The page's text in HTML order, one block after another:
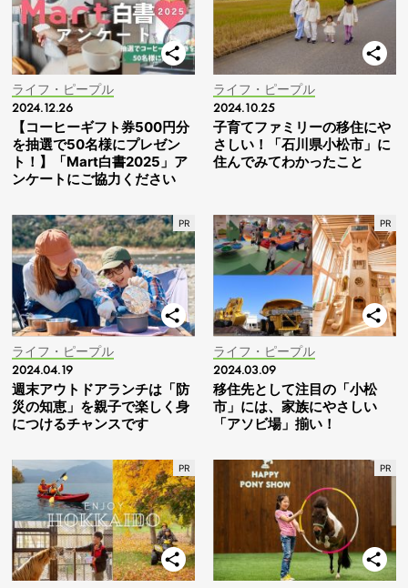
ライフ・ピープル
2024.12.26
【コーヒーギフト券500円分
を抽選で50名様にプレゼン
ト！】「Mart白書2025」ア
ンケートにご協力ください
ライフ・ピープル
2024.10.25
子育てファミリーの移住にや
さしい！「石川県小松市」に
住んでみてわかったこと
ライフ・ピープル
2024.04.19
週末アウトドアランチは「防
災の知恵」を親子で楽しく身
につけるチャンスです
ライフ・ピープル
2024.03.09
移住先として注目の「小松
市」には、家族にやさしい
「アソビ場」揃い！